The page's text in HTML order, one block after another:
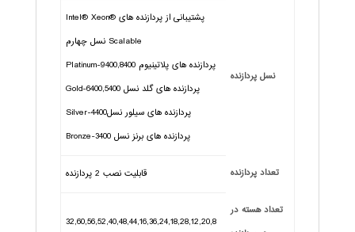
نسل پردازنده
پشتیبانی از پردازنده های Intel® Xeon®
Scalable نسل چهارم
پردازنده های پلاتینیوم 9400,8400-Platinum
پردازنده های گلد نسل 6400,5400-Gold
پردازنده های سیلور نسل4400-Silver
پردازنده های برنز نسل 3400-Bronze
تعداد پردازنده قابلیت نصب 2 پردازنده
تعداد هسته در
32,60,56,52,40,48,44,16,36,24,18,28,12,20,8